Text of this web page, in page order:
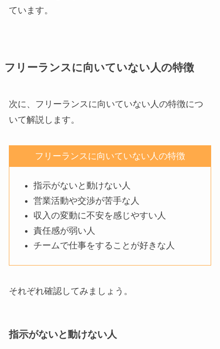
ています。
フリーランスに向いていない人の特徴
次に、フリーランスに向いていない人の特徴につ
いて解説します。
フリーランスに向いていない人の特徴
指示がないと動けない人
営業活動や交渉が苦手な人
収入の変動に不安を感じやすい人
責任感が弱い人
チームで仕事をすることが好きな人
それぞれ確認してみましょう。
指示がないと動けない人